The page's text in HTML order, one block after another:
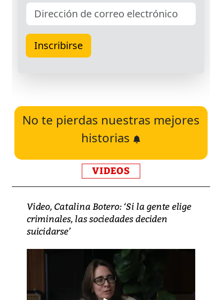
No te pierdas nuestras mejores
historias
VIDEOS
Video, Catalina Botero: ‘Si la gente elige
criminales, las sociedades deciden
suicidarse’